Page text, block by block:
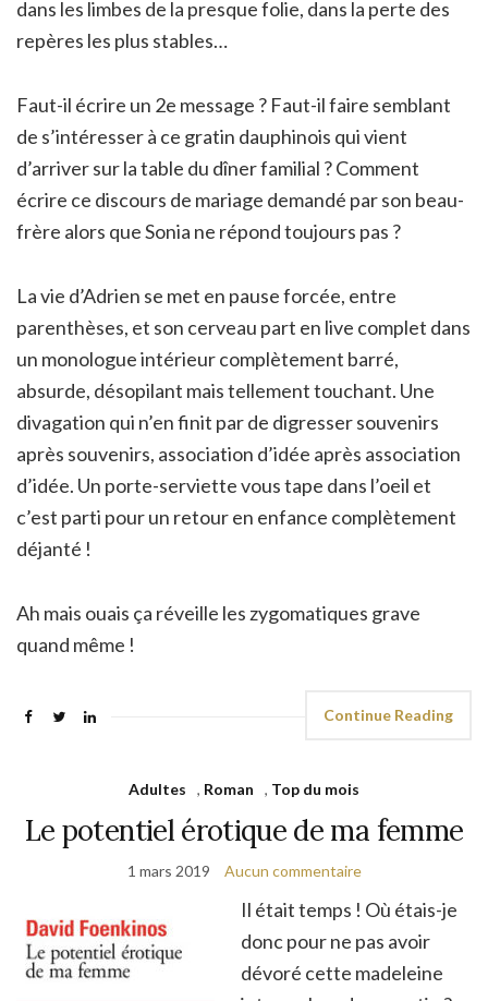
dans les limbes de la presque folie, dans la perte des
repères les plus stables…
Faut-il écrire un 2e message ? Faut-il faire semblant
de s’intéresser à ce gratin dauphinois qui vient
d’arriver sur la table du dîner familial ? Comment
écrire ce discours de mariage demandé par son beau-
frère alors que Sonia ne répond toujours pas ?
La vie d’Adrien se met en pause forcée, entre
parenthèses, et son cerveau part en live complet dans
un monologue intérieur complètement barré,
absurde, désopilant mais tellement touchant. Une
divagation qui n’en finit par de digresser souvenirs
après souvenirs, association d’idée après association
d’idée. Un porte-serviette vous tape dans l’oeil et
c’est parti pour un retour en enfance complètement
déjanté !
Ah mais ouais ça réveille les zygomatiques grave
quand même !
Continue Reading
Adultes , Roman , Top du mois
Le potentiel érotique de ma femme
1 mars 2019 Aucun commentaire
Il était temps ! Où étais-je
donc pour ne pas avoir
dévoré cette madeleine